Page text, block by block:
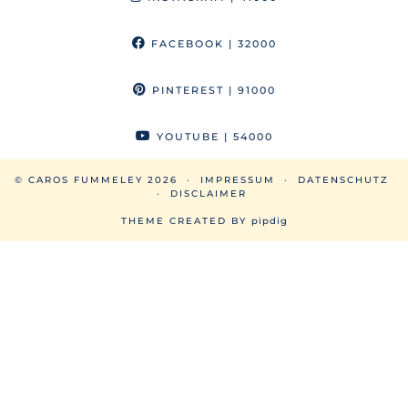
FACEBOOK | 32000
PINTEREST | 91000
YOUTUBE | 54000
© CAROS FUMMELEY 2026 IMPRESSUM
DATENSCHUTZ
DISCLAIMER
THEME CREATED BY pipdig